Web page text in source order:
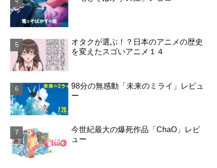
オタクが選ぶ！？日本のアニメの歴史
を変えたスゴいアニメ１４
98分の無感動「未来のミライ」レビュ
ー
今世紀最大の爆死作品「ChaO」レビ
ュー